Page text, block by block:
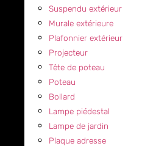
Suspendu extérieur
Murale extérieure
Plafonnier extérieur
Projecteur
Tête de poteau
Poteau
Bollard
Lampe piédestal
Lampe de jardin
Plaque adresse